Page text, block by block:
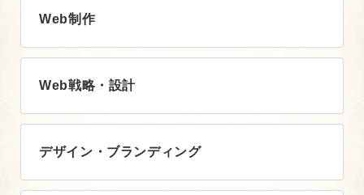
Web制作
Web戦略・設計
デザイン・ブランディング